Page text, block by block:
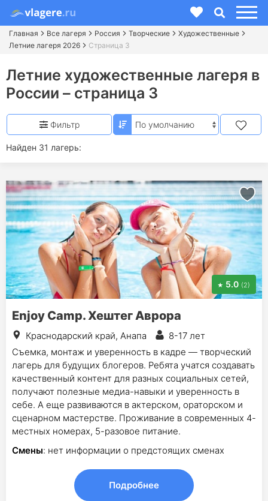
Главная Все лагеря Россия Творческие
Художественные
Летние лагеря 2026
Страница 3
Летние художественные лагеря в
России – страница 3
Найден 31 лагерь:
Фильтр
5.0 (2)
Enjoy Camp. Хештег Аврора
Краснодарский край, Анапа
8-17 лет
Съемка, монтаж и уверенность в кадре — творческий
лагерь для будущих блогеров. Ребята учатся создавать
качественный контент для разных социальных сетей,
получают полезные медиа-навыки и уверенность в
себе. А еще развиваются в актерском, ораторском и
сценарном мастерстве. Проживание в современных 4-
местных номерах, 5-разовое питание.
Смены: нет информации о предстоящих сменах
Подробнее